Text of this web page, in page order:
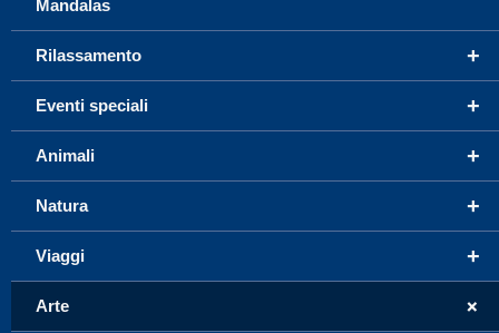
Mandalas
+
Rilassamento
+
Eventi speciali
+
Animali
+
Natura
+
Viaggi
+
Arte